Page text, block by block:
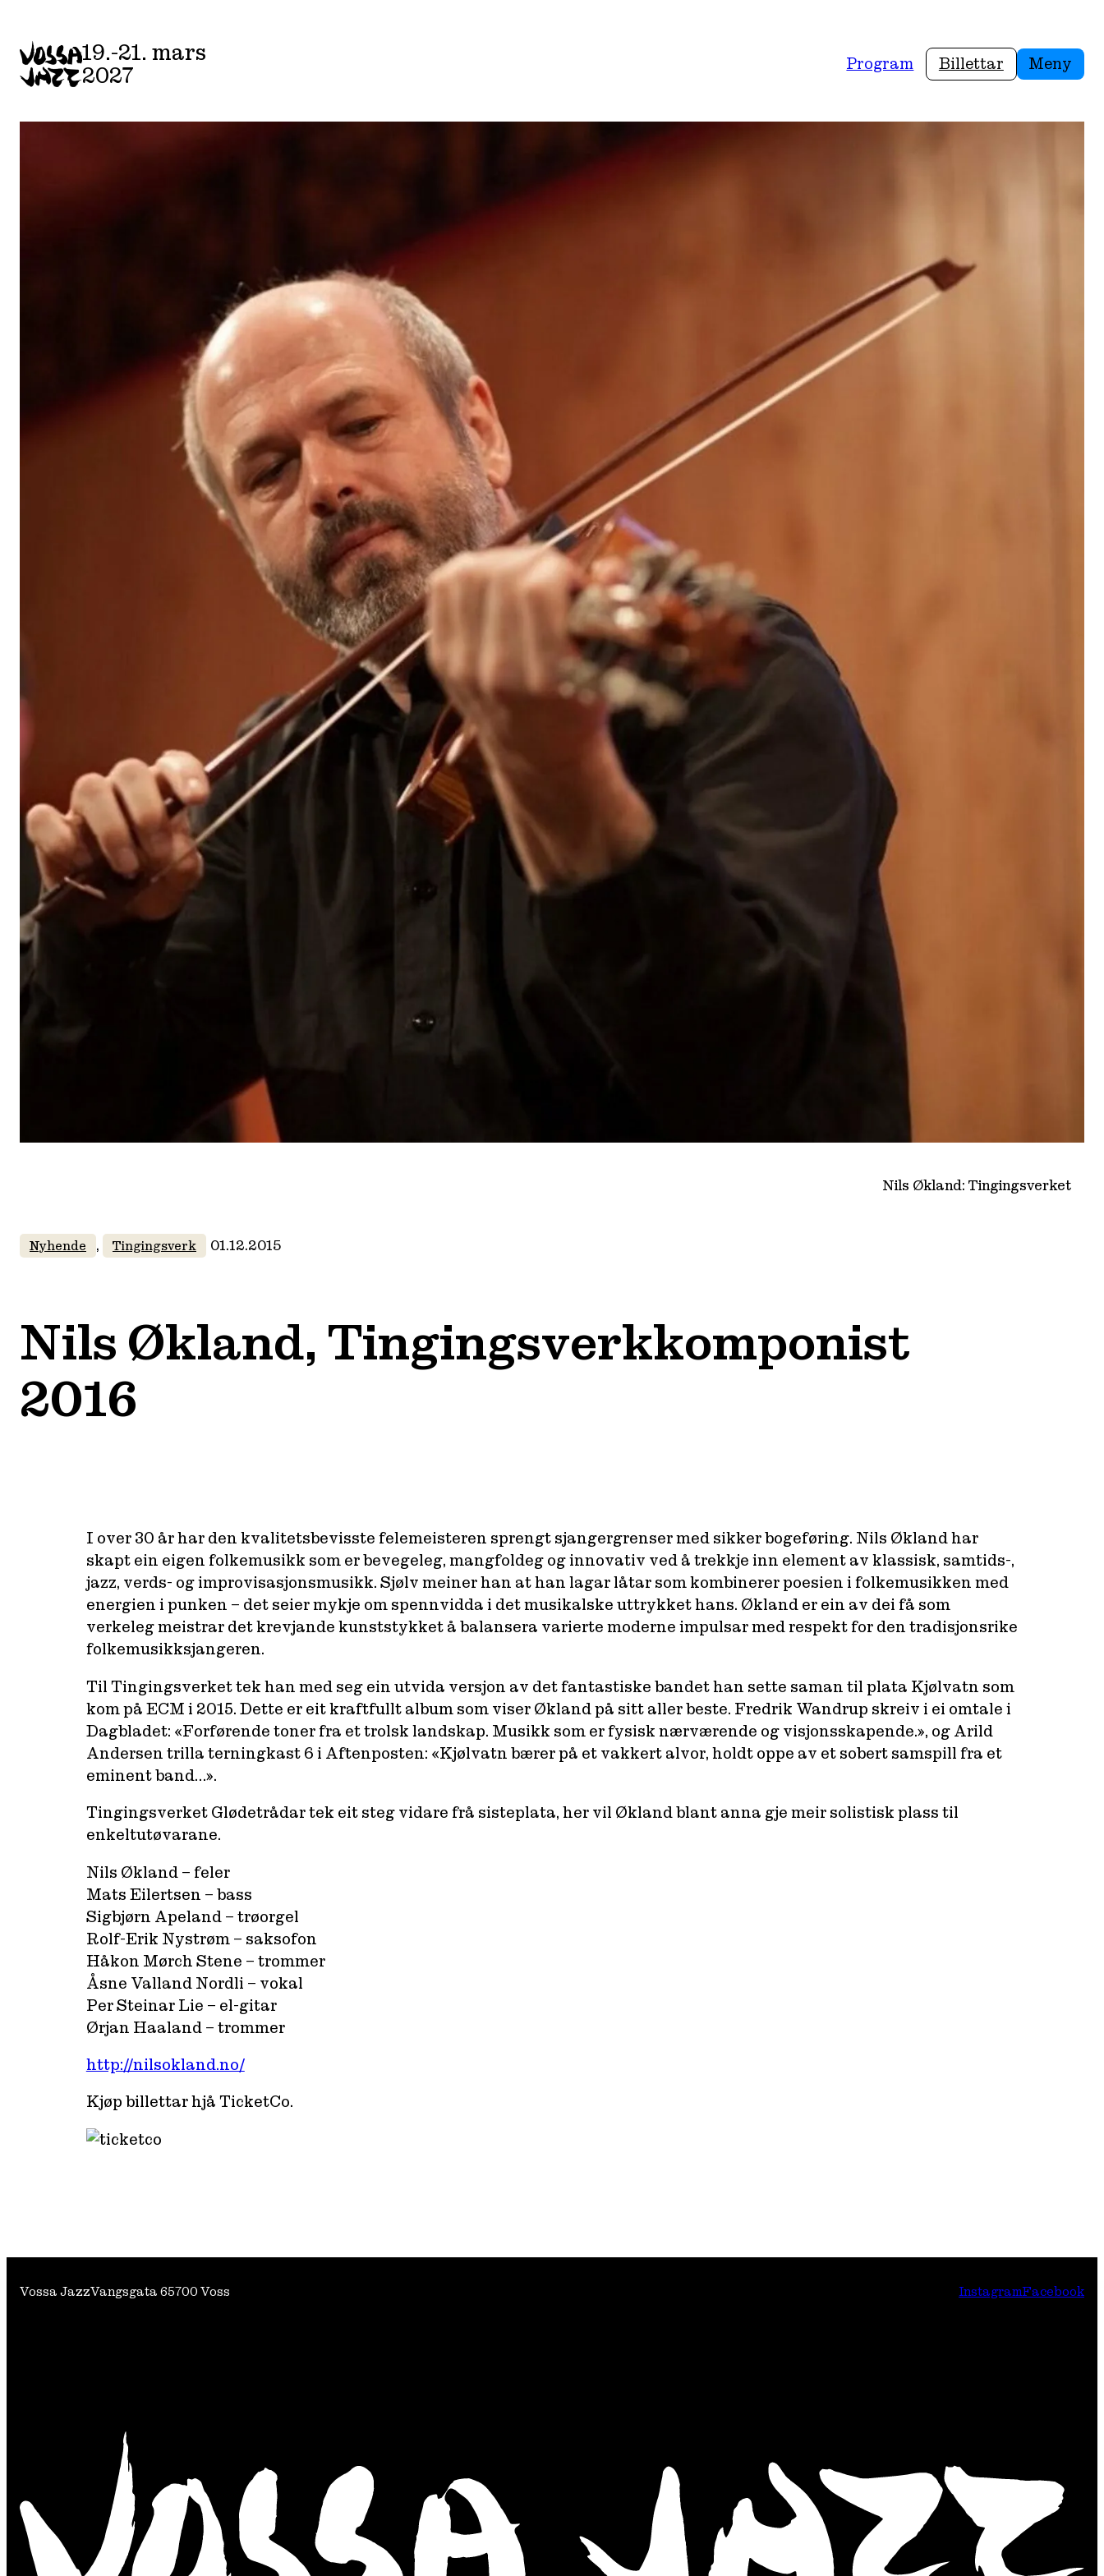
content
19.-21. mars
2027
Program Billettar Meny
Nils Økland: Tingingsverket
Nyhende , Tingingsverk 01.12.2015
Nils Økland, Tingingsverkkomponist
2016
I over 30 år har den kvalitetsbevisste felemeisteren sprengt sjangergrenser med sikker bogeføring. Nils Økland har
skapt ein eigen folkemusikk som er bevegeleg, mangfoldeg og innovativ ved å trekkje inn element av klassisk, samtids-,
jazz, verds- og improvisasjonsmusikk. Sjølv meiner han at han lagar låtar som kombinerer poesien i folkemusikken med
energien i punken – det seier mykje om spennvidda i det musikalske uttrykket hans. Økland er ein av dei få som
verkeleg meistrar det krevjande kunststykket å balansera varierte moderne impulsar med respekt for den tradisjonsrike
folkemusikksjangeren.
Til Tingingsverket tek han med seg ein utvida versjon av det fantastiske bandet han sette saman til plata Kjølvatn som
kom på ECM i 2015. Dette er eit kraftfullt album som viser Økland på sitt aller beste. Fredrik Wandrup skreiv i ei omtale i
Dagbladet: «Forførende toner fra et trolsk landskap. Musikk som er fysisk nærværende og visjonsskapende.», og Arild
Andersen trilla terningkast 6 i Aftenposten: «Kjølvatn bærer på et vakkert alvor, holdt oppe av et sobert samspill fra et
eminent band…».
Tingingsverket Glødetrådar tek eit steg vidare frå sisteplata, her vil Økland blant anna gje meir solistisk plass til
enkeltutøvarane.
Nils Økland – feler
Mats Eilertsen – bass
Sigbjørn Apeland – trøorgel
Rolf-Erik Nystrøm – saksofon
Håkon Mørch Stene – trommer
Åsne Valland Nordli – vokal
Per Steinar Lie – el-gitar
Ørjan Haaland – trommer
http://nilsokland.no/
Kjøp billettar hjå TicketCo.
Vossa JazzVangsgata 65700 Voss InstagramFacebook